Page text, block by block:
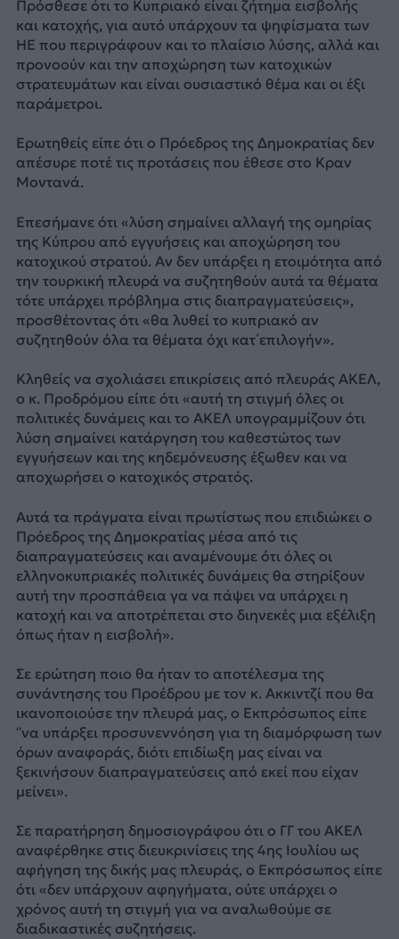
Πρόσθεσε ότι το Κυπριακό είναι ζήτημα εισβολής
και κατοχής, για αυτό υπάρχουν τα ψηφίσματα των
ΗΕ που περιγράφουν και το πλαίσιο λύσης, αλλά και
προνοούν και την αποχώρηση των κατοχικών
στρατευμάτων και είναι ουσιαστικό θέμα και οι έξι
παράμετροι.
Ερωτηθείς είπε ότι ο Πρόεδρος της Δημοκρατίας δεν
απέσυρε ποτέ τις προτάσεις που έθεσε στο Κραν
Μοντανά.
Επεσήμανε ότι «λύση σημαίνει αλλαγή της ομηρίας
της Κύπρου από εγγυήσεις και αποχώρηση του
κατοχικού στρατού. Αν δεν υπάρξει η ετοιμότητα από
την τουρκική πλευρά να συζητηθούν αυτά τα θέματα
τότε υπάρχει πρόβλημα στις διαπραγματεύσεις»,
προσθέτοντας ότι «θα λυθεί το κυπριακό αν
συζητηθούν όλα τα θέματα όχι κατ΄επιλογήν».
Κληθείς να σχολιάσει επικρίσεις από πλευράς ΑΚΕΛ,
ο κ. Προδρόμου είπε ότι «αυτή τη στιγμή όλες οι
πολιτικές δυνάμεις και το ΑΚΕΛ υπογραμμίζουν ότι
λύση σημαίνει κατάργηση του καθεστώτος των
εγγυήσεων και της κηδεμόνευσης έξωθεν και να
αποχωρήσει ο κατοχικός στρατός.
Αυτά τα πράγματα είναι πρωτίστως που επιδιώκει ο
Πρόεδρος της Δημοκρατίας μέσα από τις
διαπραγματεύσεις και αναμένουμε ότι όλες οι
ελληνοκυπριακές πολιτικές δυνάμεις θα στηρίξουν
αυτή την προσπάθεια γα να πάψει να υπάρχει η
κατοχή και να αποτρέπεται στο διηνεκές μια εξέλιξη
όπως ήταν η εισβολή».
Σε ερώτηση ποιο θα ήταν το αποτέλεσμα της
συνάντησης του Προέδρου με τον κ. Ακκιντζί που θα
ικανοποιούσε την πλευρά μας, ο Εκπρόσωπος είπε
“να υπάρξει προσυνεννόηση για τη διαμόρφωση των
όρων αναφοράς, διότι επιδίωξη μας είναι να
ξεκινήσουν διαπραγματεύσεις από εκεί που είχαν
μείνει».
Σε παρατήρηση δημοσιογράφου ότι ο ΓΓ του ΑΚΕΛ
αναφέρθηκε στις διευκρινίσεις της 4ης Ιουλίου ως
αφήγηση της δικής μας πλευράς, ο Εκπρόσωπος είπε
ότι «δεν υπάρχουν αφηγήματα, ούτε υπάρχει ο
χρόνος αυτή τη στιγμή για να αναλωθούμε σε
διαδικαστικές συζητήσεις.